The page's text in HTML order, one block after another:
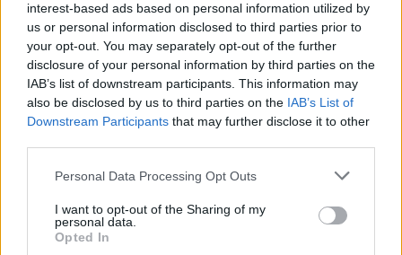
interest-based ads based on personal information utilized by
us or personal information disclosed to third parties prior to
your opt-out. You may separately opt-out of the further
disclosure of your personal information by third parties on the
IAB’s list of downstream participants. This information may
also be disclosed by us to third parties on the IAB’s List of
Downstream Participants that may further disclose it to other
Please note that this website/app uses one or more Google
not limited to your visit or usage behaviour. You may click to
grant or deny consent to Google and its third-party tags to
use your data for below specified purposes in below Google
Personal Data Processing Opt Outs
I want to opt-out of the Sharing of my
personal data.
Opted In
08. 02.
SOKAN ROSSZUL TÁROLJÁK
A GYÓGYSZEREIKET – EMIATT
CSÖKKENHET A HATÁSUK
Érdemes odafigyelni rá
08. 01.
EGYRE TÖBB FIATALNÁL JELENTKEZIK EZ A
VITAMINHIÁNY – ILYEN JELEKRE FIGYELJ
07. 31.
NEM A CITROMSAV, AZ ECET VAGY A
SZÓDABIKARBÓNA A LEGERŐSEBB: EZT HASZNÁLJÁK A
SZÁLLODÁKBAN A VÍZKŐ ELLEN